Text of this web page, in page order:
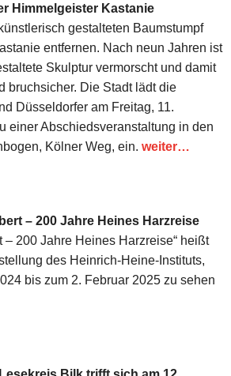
Himmelgeister Kastanie
gestalteten Baumstumpf
entfernen. Nach neun Jahren ist
Skulptur vermorscht und damit
bruchsicher. Die Stadt lädt die
Düsseldorfer am Freitag, 11.
einer Abschiedsveranstaltung in den
Kölner Weg, ein. weiter…
– 200 Jahre Heines Harzreise
– 200 Jahre Heines Harzreise“ heißt
des Heinrich-Heine-Instituts,
bis zum 2. Februar 2025 zu sehen